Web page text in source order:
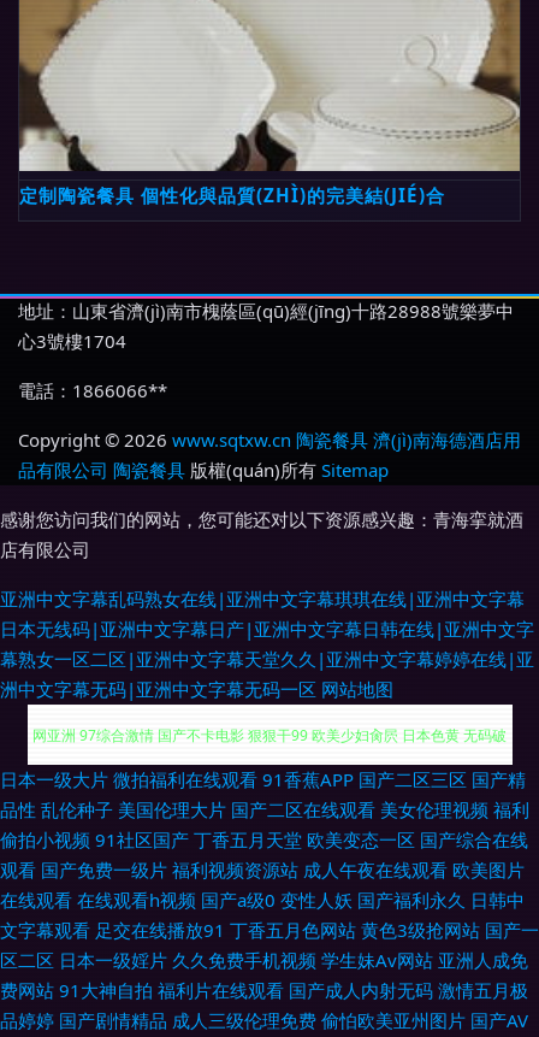
定制陶瓷餐具 個性化與品質(ZHÌ)的完美結(JIÉ)合
地址：山東省濟(jì)南市槐蔭區(qū)經(jīng)十路28988號樂夢中
心3號樓1704
電話：1866066**
Copyright © 2026 www.sqtxw.cn 陶瓷餐具 濟(jì)南海德酒店用
品有限公司 陶瓷餐具 版權(quán)所有 Sitemap
感谢您访问我们的网站，您可能还对以下资源感兴趣：青海挛就酒
店有限公司
亚洲中文字幕乱码熟女在线|亚洲中文字幕琪琪在线|亚洲中文字幕
日本无线码|亚洲中文字幕日产|亚洲中文字幕日韩在线|亚洲中文字
幕熟女一区二区|亚洲中文字幕天堂久久|亚洲中文字幕婷婷在线|亚
洲中文字幕无码|亚洲中文字幕无码一区 网站地图
三级论理另类 91成人视频 久久人人妻 人人操插 午夜老司机电影网 综合操逼
网亚洲 97综合激情 国产不卡电影 狠狠干99 欧美少妇肏屄 日本色黄 无码破
解无码破解 91人妻爽 97午夜影院 国产喷水在线观看 久久影视新址 日韩岛国
视频 伪娘自慰白丝 91社视频神马 草草网址www 丁香五月综合网 黄色另类
情感 伦理肏屄视频在线 欧洲av性爱网 色资源网 在线电影AV天堂 91大片免
日本一级大片 微拍福利在线观看 91香蕉APP 国产二区三区 国产精
品性 乱伦种子 美国伦理大片 国产二区在线观看 美女伦理视频 福利
偷拍小视频 91社区国产 丁香五月天堂 欧美变态一区 国产综合在线
观看 国产免费一级片 福利视频资源站 成人午夜在线观看 欧美图片
在线观看 在线观看h视频 国产a级0 变性人妖 国产福利永久 日韩中
文字幕观看 足交在线播放91 丁香五月色网站 黄色3级抢网站 国产一
区二区 日本一级婬片 久久免费手机视频 学生妹Av网站 亚洲人成免
费网站 91大神自拍 福利片在线观看 国产成人内射无码 激情五月极
品婷婷 国产剧情精品 成人三级伦理免费 偷怕欧美亚州图片 国产AV